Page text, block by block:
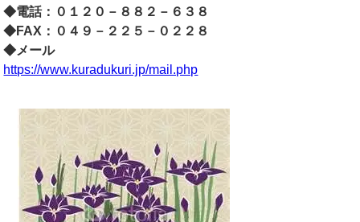
◆電話：０１２０－８８２－６３８
◆FAX：０４９－２２５－０２２８
◆メール
https://www.kuradukuri.jp/mail.php